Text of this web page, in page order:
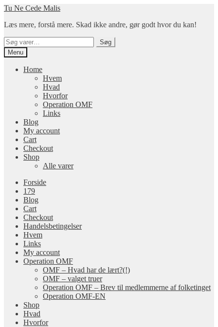
Spring
navigation
Spring
indhold
Tu Ne Cede Malis
Læs mere, forstå mere. Skad ikke andre, gør godt hvor du kan!
Søg
efter:
Søg
Menu
Home
Hvem
Hvad
Hvorfor
Operation OMF
Links
Blog
My account
Cart
Checkout
Shop
Alle varer
Forside
179
Blog
Cart
Checkout
Handelsbetingelser
Hvem
Links
My account
Operation OMF
OMF – Hvad har de lært?(!)
OMF – valget truer
Operation OMF – Brev til medlemmerne af folketinget
Operation OMF-EN
Shop
Hvad
Hvorfor